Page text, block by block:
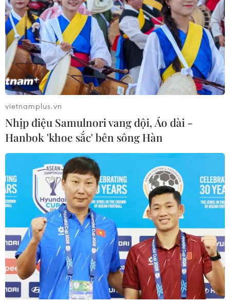
vietnamplus.vn
Nhịp điệu Samulnori vang dội, Áo dài -
Hanbok 'khoe sắc' bên sông Hàn